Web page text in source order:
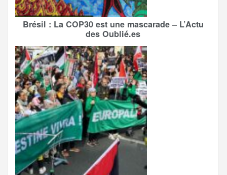
Brésil : La COP30 est une mascarade – L’Actu
des Oublié.es